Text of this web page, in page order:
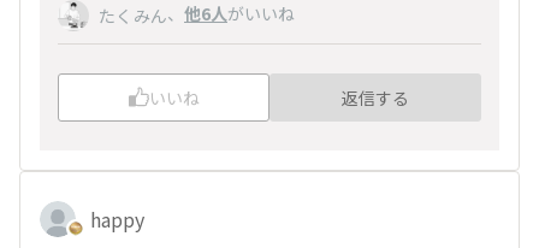
たくみん、 他6人がいいね
いいね 返信する
happy